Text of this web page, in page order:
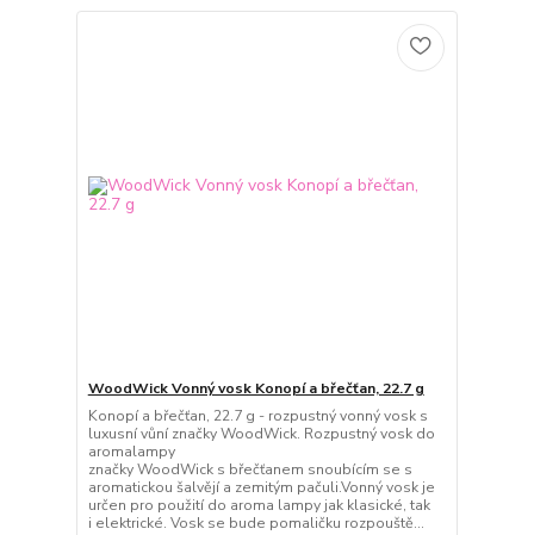
WoodWick Vonný vosk Konopí a břečťan, 22.7 g
Konopí a břečťan, 22.7 g - rozpustný vonný vosk s
luxusní vůní značky WoodWick. Rozpustný vosk do
aromalampy
značky WoodWick s břečťanem snoubícím se s
aromatickou šalvějí a zemitým pačuli.Vonný vosk je
určen pro použití do aroma lampy jak klasické, tak
i elektrické. Vosk se bude pomaličku rozpouště...